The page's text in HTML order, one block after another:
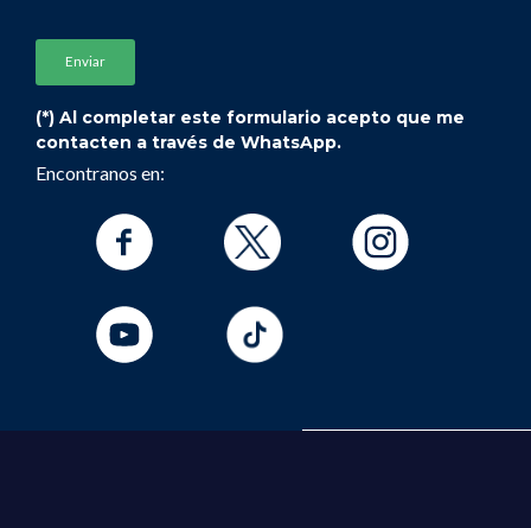
(*) Al completar este formulario acepto que me
contacten a través de WhatsApp.
Encontranos en: